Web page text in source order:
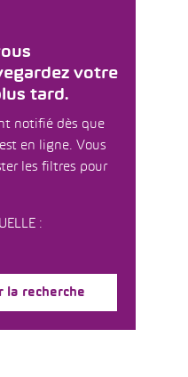
votre
tard.
notifié dès que
en ligne. Vous
les filtres pour
:
la recherche